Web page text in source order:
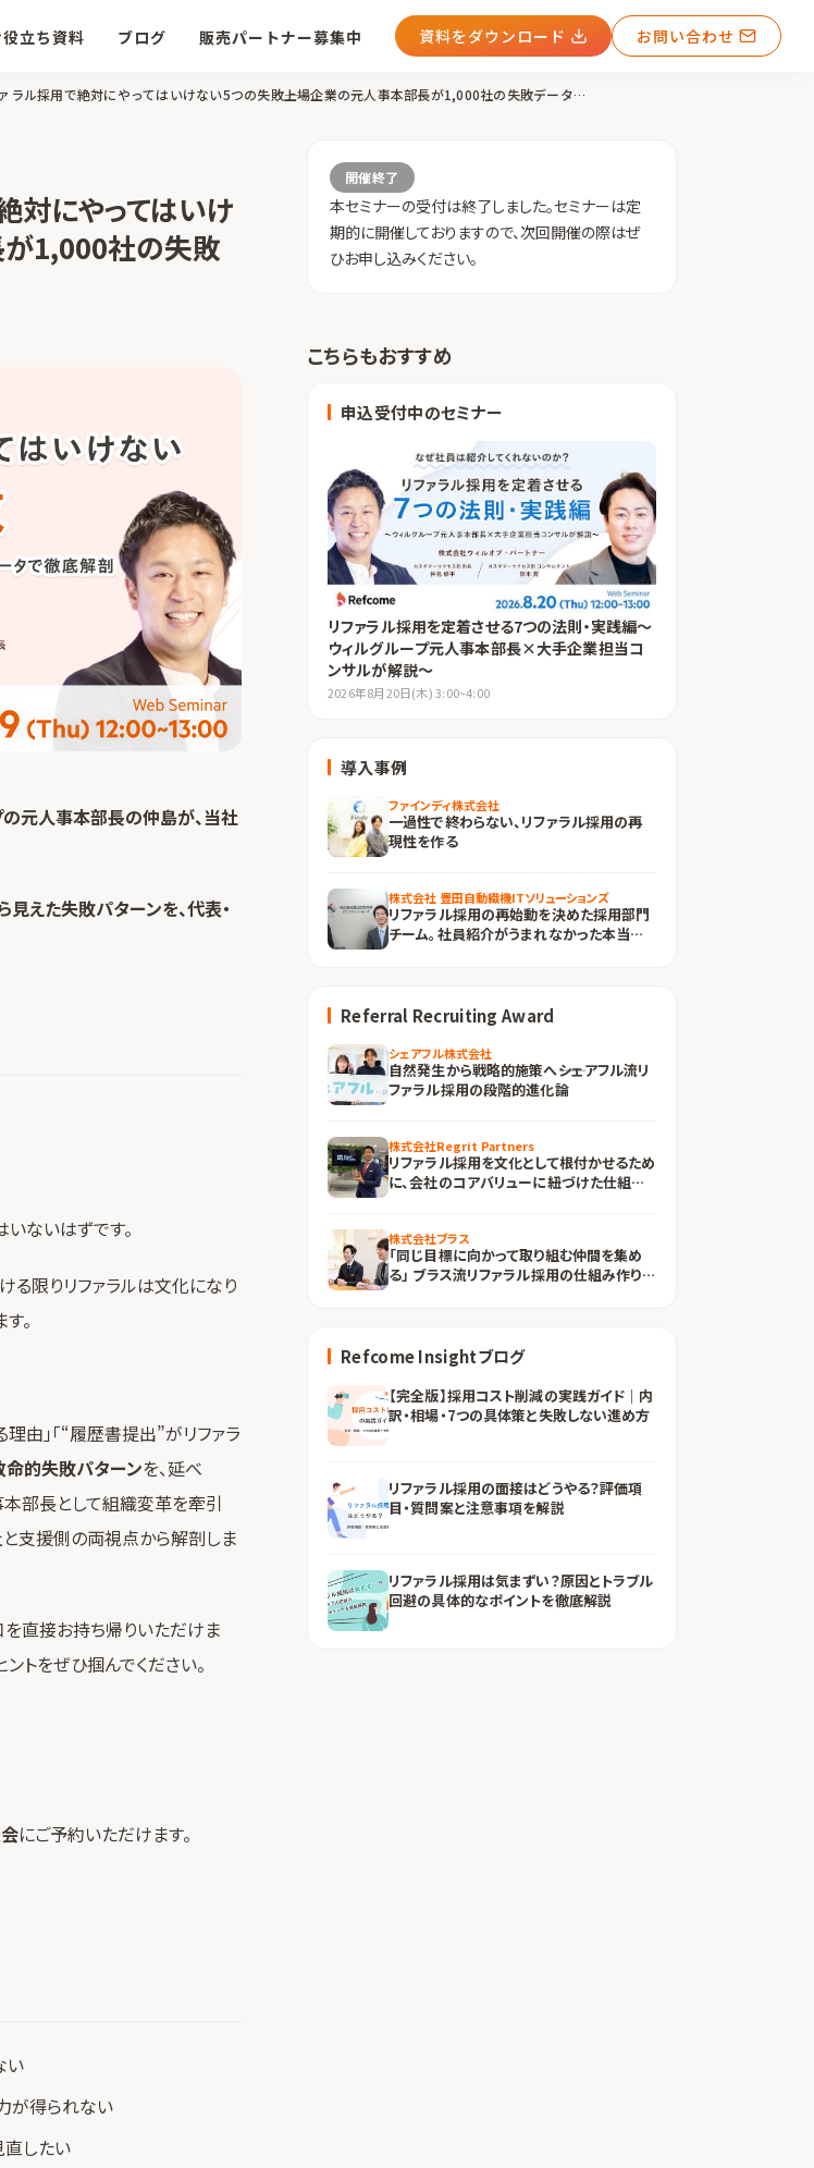
役立ち資料 ブログ 販売パートナー募集中 資料をダウンロード お問い合わせ
【参加者限定特典あり】リファラル採用で絶対にやってはいけない5つの失敗――上場企業の元人事本部長が1,000社の失敗データで徹底解剖
対にやってはいけ
が1,000社の失敗
元人事本部長の仲島が、当社
えた失敗パターンを、代表・
ないはずです。
る限りリファラルは文化になり
。
由」「“履歴書提出”がリファラ
命的失敗パターンを、延べ
部長として組織変革を牽引
支援側の両視点から解剖しま
直接お持ち帰りいただけま
トをぜひ掴んでください。
にご予約いただけます。
い
が得られない
したい
開催終了
本セミナーの受付は終了しました。セミナーは定
期的に開催しておりますので、次回開催の際はぜ
ひお申し込みください。
こちらもおすすめ
申込受付中のセミナー
リファラル採用を定着させる7つの法則・実践編～
ウィルグループ元人事本部長×大手企業担当コ
ンサルが解説～
2026年8月20日(木) 3:00~4:00
導入事例
ファインディ株式会社
一過性で終わらない、リファラル採用の再
現性を作る
株式会社 豊田自動織機ITソリューションズ
リファラル採用の再始動を決めた採用部門
チーム。社員紹介がうまれなかった本当の
Referral Recruiting Award
シェアフル株式会社
自然発生から戦略的施策へ――シェアフル流リ
ファラル採用の段階的進化論
株式会社Regrit Partners
リファラル採用を文化として根付かせるため
に、会社のコアバリューに紐づけた仕組み
株式会社ブラス
「同じ目標に向かって取り組む仲間を集め
る」 ブラス流リファラル採用の仕組み作りと
Refcome Insightブログ
【完全版】採用コスト削減の実践ガイド｜内
訳・相場・7つの具体策と失敗しない進め方
リファラル採用の面接はどうやる？評価項
目・質問案と注意事項を解説
リファラル採用は気まずい？原因とトラブル
回避の具体的なポイントを徹底解説